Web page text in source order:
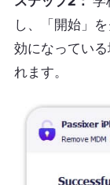
し、「開始」
効になってい
れます。